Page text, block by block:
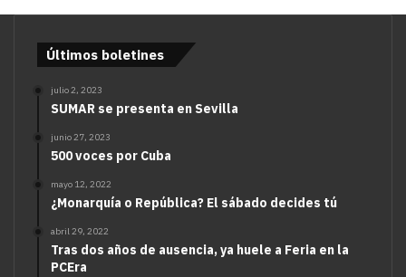
Últimos boletines
julio 2, 2023
SUMAR se presenta en Sevilla
junio 27, 2023
500 voces por Cuba
mayo 12, 2022
¿Monarquía o República? El sábado decides tú
abril 29, 2022
Tras dos años de ausencia, ya huele a Feria en la
PCEra